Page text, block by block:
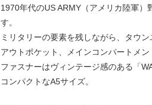
1970年代のUS ARMY（アメリカ陸軍
す。
ミリタリーの要素を残しながら、タウ
アウトポケット、メインコンパートメ
ファスナーはヴィンテージ感のある「
コンパクトなA5サイズ。